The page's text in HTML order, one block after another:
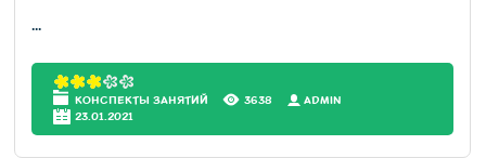
...
КОНСПЕКТЫ ЗАНЯТИЙ 3638
АDMIN
23.01.2021